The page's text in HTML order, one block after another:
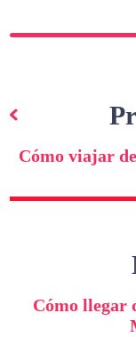
de
entradas
Cómo viajar
Cómo llegar